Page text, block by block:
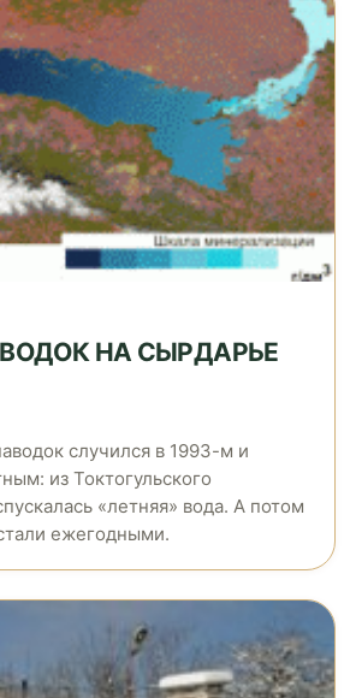
НА СЫРДАРЬЕ
случился в 1993-м и
из Токтогульского
«летняя» вода. А потом
ежегодными.